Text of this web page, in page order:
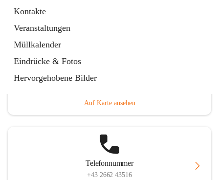
Kontakte
Veranstaltungen
Müllkalender
Eindrücke & Fotos
Hervorgehobene BilderHauptadresse
Auf Karte ansehen
Telefonnummer
+43 2662 43516